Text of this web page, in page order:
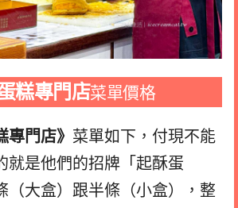
糕專門店菜單價格
專門店》 菜單如下，付現不能
就是他們的招牌「起酥蛋
（大盒）跟半條（小盒），整